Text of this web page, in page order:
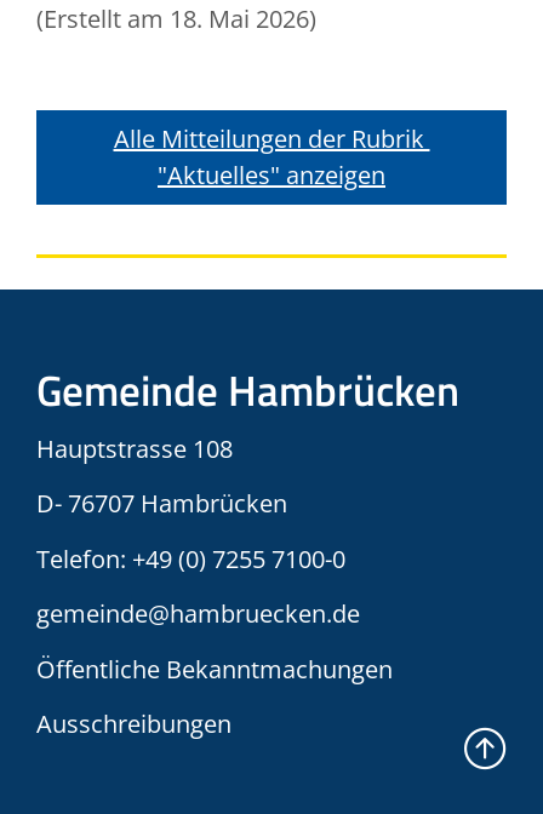
(Erstellt am 18. Mai 2026)
Alle Mitteilungen der Rubrik
"Aktuelles" anzeigen
Gemeinde Hambrücken
Hauptstrasse 108
D- 76707 Hambrücken
Telefon: +49 (0) 7255 7100-0
gemeinde@hambruecken.de
Öffentliche Bekanntmachungen
Ausschreibungen